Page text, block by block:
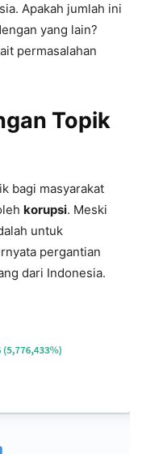
Apakah jumlah ini
yang lain?
permasalahan
Topik
bagi masyarakat
korupsi. Meski
untuk
pergantian
dari Indonesia.